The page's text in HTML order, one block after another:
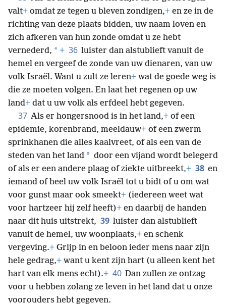
valt+ omdat ze tegen u bleven zondigen,+ en ze in de
richting van deze plaats bidden, uw naam loven en
zich afkeren van hun zonde omdat u ze hebt
vernederd, * + 36 luister dan alstublieft vanuit de
hemel en vergeef de zonde van uw dienaren, van uw
volk Israël. Want u zult ze leren+ wat de goede weg is
die ze moeten volgen. En laat het regenen op uw
land+ dat u uw volk als erfdeel hebt gegeven.
37 Als er hongersnood is in het land,+ of een
epidemie, korenbrand, meeldauw+ of een zwerm
sprinkhanen die alles kaalvreet, of als een van de
steden van het land * door een vijand wordt belegerd
of als er een andere plaag of ziekte uitbreekt,+ 38 en
iemand of heel uw volk Israël tot u bidt of u om wat
voor gunst maar ook smeekt+ (iedereen weet wat
voor hartzeer hij zelf heeft)+ en daarbij de handen
naar dit huis uitstrekt, 39 luister dan alstublieft
vanuit de hemel, uw woonplaats,+ en schenk
vergeving.+ Grijp in en beloon ieder mens naar zijn
hele gedrag,+ want u kent zijn hart (u alleen kent het
hart van elk mens echt).+ 40 Dan zullen ze ontzag
voor u hebben zolang ze leven in het land dat u onze
voorouders hebt gegeven.